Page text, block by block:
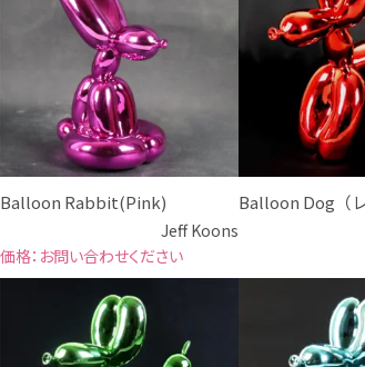
Balloon Rabbit(Pink)
Jeff Koons
お問い合わせください
Balloon Dog（レ